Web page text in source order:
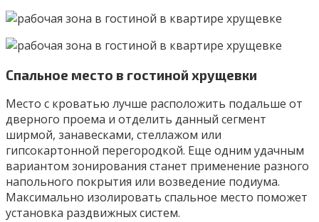
Спальное место в гостиной хрущевки
Место с кроватью лучше расположить подальше от
дверного проема и отделить данный сегмент
ширмой, занавесками, стеллажом или
гипсокартонной перегородкой. Еще одним удачным
вариантом зонирования станет применение разного
напольного покрытия или возведение подиума.
Максимально изолировать спальное место поможет
установка раздвижных систем.